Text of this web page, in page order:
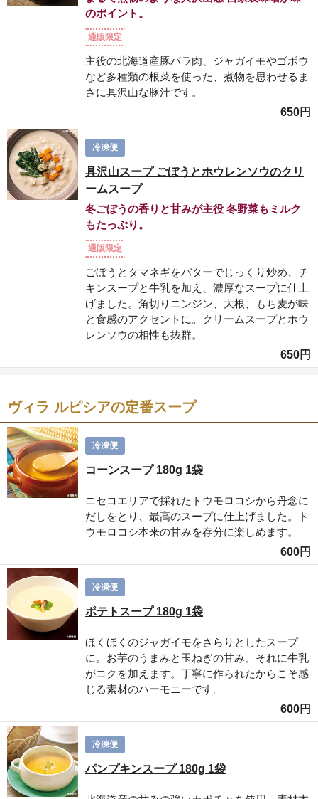
のポイント。
通販限定
主役の北海道産豚バラ肉、ジャガイモやゴボウ
など多種類の根菜を使った、煮物を思わせるま
さに具沢山な豚汁です。
650円
冷凍便
具沢山スープ ごぼうとホウレンソウのクリ
ームスープ
冬ごぼうの香りと甘みが主役 冬野菜もミルク
もたっぷり。
通販限定
ごぼうとタマネギをバターでじっくり炒め、チ
キンスープと牛乳を加え、濃厚なスープに仕上
げました。角切りニンジン、大根、もち麦が味
と食感のアクセントに。クリームスープとホウ
レンソウの相性も抜群。
650円
ヴィラ ルピシアの定番スープ
冷凍便
コーンスープ 180g 1袋
ニセコエリアで採れたトウモロコシから丹念に
だしをとり、最高のスープに仕上げました。ト
ウモロコシ本来の甘みを存分に楽しめます。
600円
冷凍便
ポテトスープ 180g 1袋
ほくほくのジャガイモをさらりとしたスープ
に。お芋のうまみと玉ねぎの甘み、それに牛乳
がコクを加えます。丁寧に作られたからこそ感
じる素材のハーモニーです。
600円
冷凍便
パンプキンスープ 180g 1袋